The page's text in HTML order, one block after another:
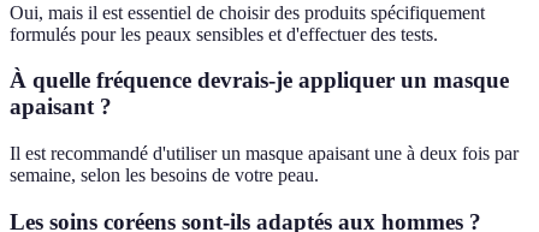
Oui, mais il est essentiel de choisir des produits spécifiquement
formulés pour les peaux sensibles et d'effectuer des tests.
À quelle fréquence devrais-je appliquer un masque
apaisant ?
Il est recommandé d'utiliser un masque apaisant une à deux fois par
semaine, selon les besoins de votre peau.
Les soins coréens sont-ils adaptés aux hommes ?